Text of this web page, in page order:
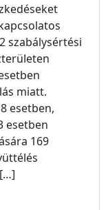
szabálysértési
miatt.
esetben,
esetben
169